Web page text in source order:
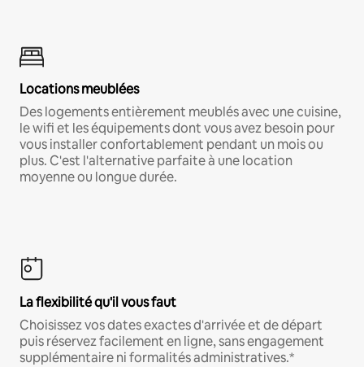
Locations meublées
Des logements entièrement meublés avec une cuisine,
le wifi et les équipements dont vous avez besoin pour
vous installer confortablement pendant un mois ou
plus. C'est l'alternative parfaite à une location
moyenne ou longue durée.
La flexibilité qu'il vous faut
Choisissez vos dates exactes d'arrivée et de départ
puis réservez facilement en ligne, sans engagement
supplémentaire ni formalités administratives.*